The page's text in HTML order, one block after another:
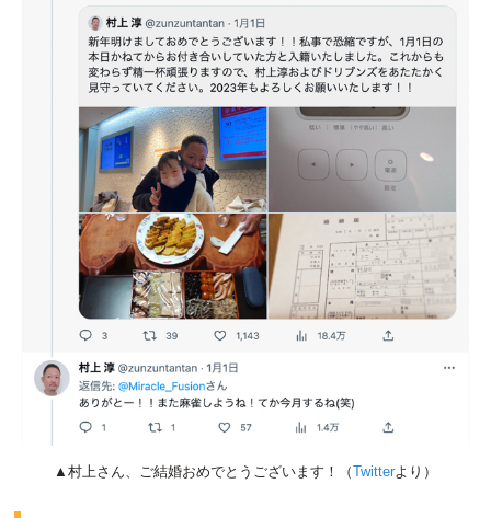
▲村上さん、ご結婚おめでとうございます！（Twitterより）